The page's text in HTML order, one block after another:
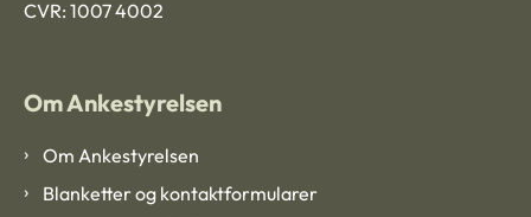
CVR: 1007 4002
Om Ankestyrelsen
Om Ankestyrelsen
Blanketter og kontaktformularer